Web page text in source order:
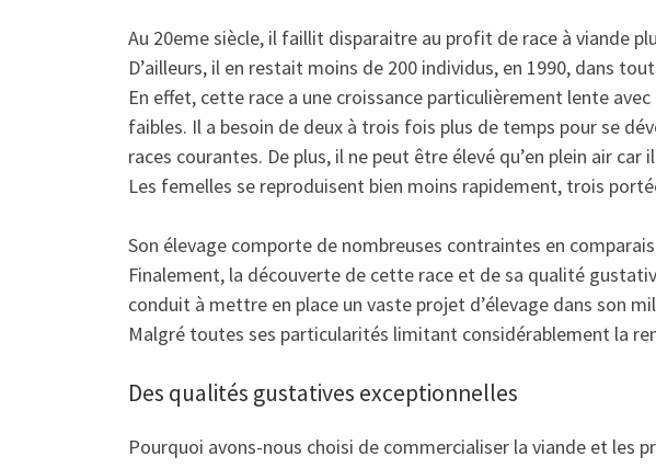
Au 20eme siècle, il faillit disparaitre au profit de race à viande
D’ailleurs, il en restait moins de 200 individus, en 1990, dans
En effet, cette race a une croissance particulièrement lente
faibles. Il a besoin de deux à trois fois plus de temps pour se
races courantes. De plus, il ne peut être élevé qu’en plein air
Les femelles se reproduisent bien moins rapidement, trois
Son élevage comporte de nombreuses contraintes en
Finalement, la découverte de cette race et de sa qualité
conduit à mettre en place un vaste projet d’élevage dans son
Malgré toutes ses particularités limitant considérablement la
Des qualités gustatives exceptionnelles
Pourquoi avons-nous choisi de commercialiser la viande et les